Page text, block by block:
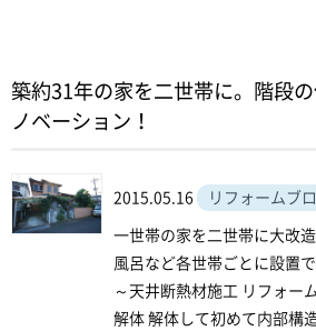
築約31年の家を二世帯に。階段
ノベーション！
2015.05.16 リフォームブ
一世帯の家を二世帯に大改
風呂など各世帯ごとに設置
～天井断熱材施工 リフォー
解体 解体して初めて内部構